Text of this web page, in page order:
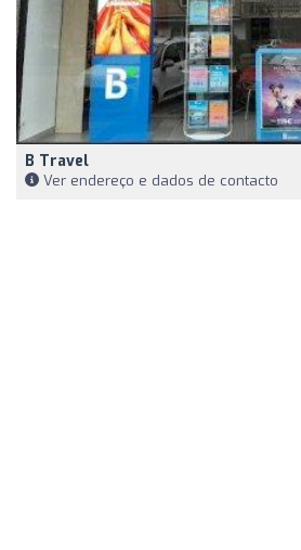
B Travel
Ver endereço e dados de contacto